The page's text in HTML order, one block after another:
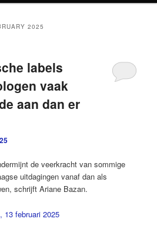
2025
labels
vaak
aan dan er
de veerkracht van sommige
uitdagingen vanaf dan als
schrijft Ariane Bazan.
13 februari 2025